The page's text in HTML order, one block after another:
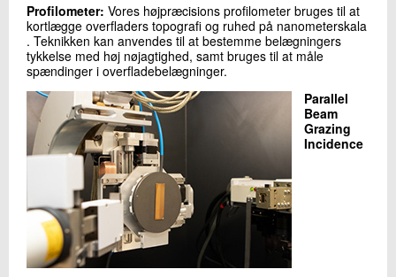
Profilometer: Vores højpræcisions profilometer bruges til at
kortlægge overfladers topografi og ruhed på nanometerskala
. Teknikken kan anvendes til at bestemme belægningers
tykkelse med høj nøjagtighed, samt bruges til at måle
spændinger i overfladebelægninger.
Parallel
Beam
Grazing
Incidence